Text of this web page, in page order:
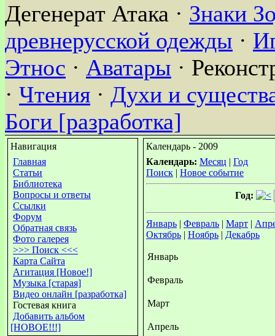
Дегенерат Атака · Знаки
древнерусской одежды ·
Этнос · Аватары ·
· Чтения · Духи и
Боги [разработка]
Навигация
Главная
Статьи
Библиотека
Вопросы и ответы
Ссылки
Форум
Обратная связь
Фото галерея
>>> Поиск <<<
Карта Сайта
Агитация [Новое!]
Музыка [старая]
Видео онлайн [разработка]
Гостевая книга
Добавить альбом
[НОВОЕ!!!]
Календарь - 2009
Календарь: Месяц | Год
Поиск | Новое событие
Год:
Январь | Февраль | Март |
Октябрь | Ноябрь | Декабрь
Январь
Февраль
Март
Апрель